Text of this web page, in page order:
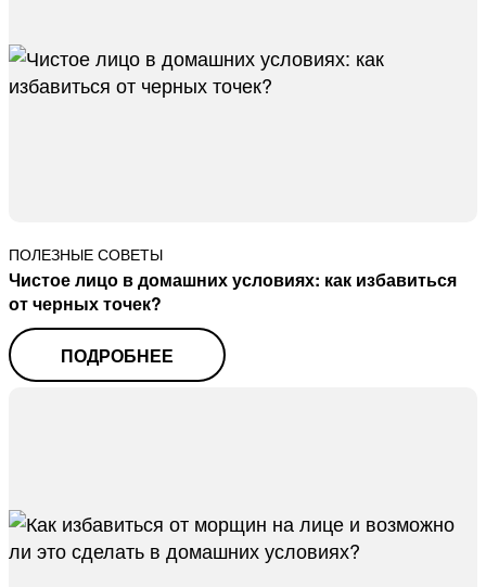
ПОЛЕЗНЫЕ СОВЕТЫ
Чистое лицо в домашних условиях: как избавиться
от черных точек?
ПОДРОБНЕЕ